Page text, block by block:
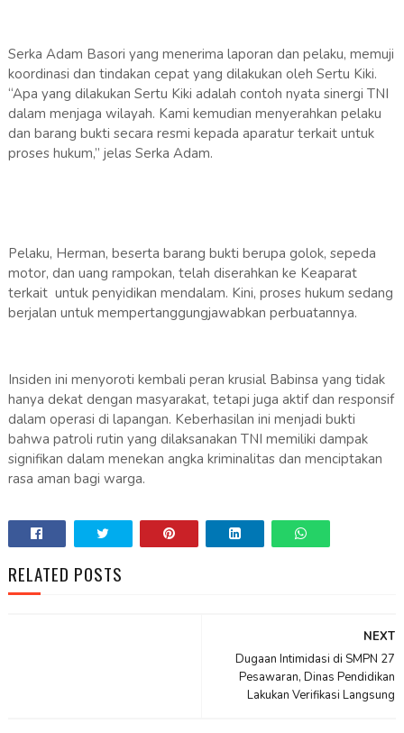
Serka Adam Basori yang menerima laporan dan pelaku, memuji
koordinasi dan tindakan cepat yang dilakukan oleh Sertu Kiki.
“Apa yang dilakukan Sertu Kiki adalah contoh nyata sinergi TNI
dalam menjaga wilayah. Kami kemudian menyerahkan pelaku
dan barang bukti secara resmi kepada aparatur terkait untuk
proses hukum,” jelas Serka Adam.
Pelaku, Herman, beserta barang bukti berupa golok, sepeda
motor, dan uang rampokan, telah diserahkan ke Keaparat
terkait untuk penyidikan mendalam. Kini, proses hukum sedang
berjalan untuk mempertanggungjawabkan perbuatannya.
Insiden ini menyoroti kembali peran krusial Babinsa yang tidak
hanya dekat dengan masyarakat, tetapi juga aktif dan responsif
dalam operasi di lapangan. Keberhasilan ini menjadi bukti
bahwa patroli rutin yang dilaksanakan TNI memiliki dampak
signifikan dalam menekan angka kriminalitas dan menciptakan
rasa aman bagi warga.
RELATED POSTS
NEXT
Dugaan Intimidasi di SMPN 27
Pesawaran, Dinas Pendidikan
Lakukan Verifikasi Langsung